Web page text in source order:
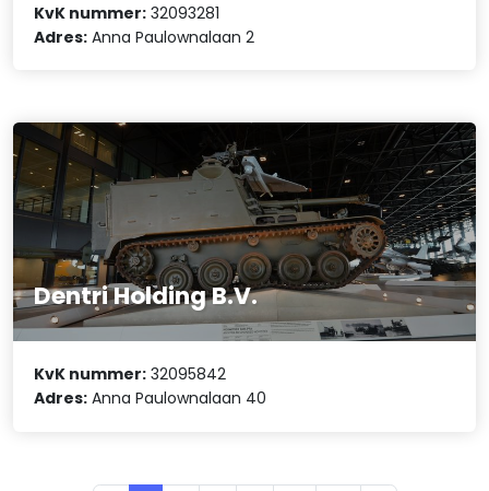
KvK nummer: 32093281
Adres: Anna Paulownalaan 2
Dentri Holding B.V.
KvK nummer: 32095842
Adres: Anna Paulownalaan 40